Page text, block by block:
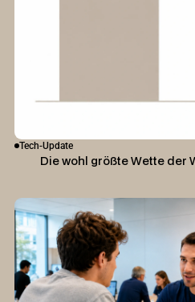
Tech-Update
Die wohl größte Wette